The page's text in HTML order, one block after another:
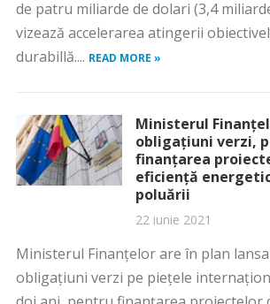
de patru miliarde de dolari (3,4
vizează accelerarea atingerii
durabillă.... READ MORE »
Ministerul
obligaţiuni verzi,
finanţarea
eficienţă
poluării
22 iunie 2021
Ministerul Finanţelor are în plan
obligaţiuni verzi pe pieţele